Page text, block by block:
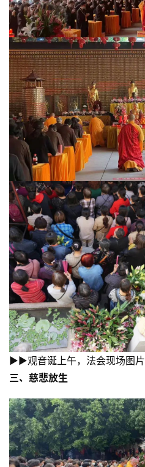
▶▶观音诞上午，法会现场图片
三、慈悲放生